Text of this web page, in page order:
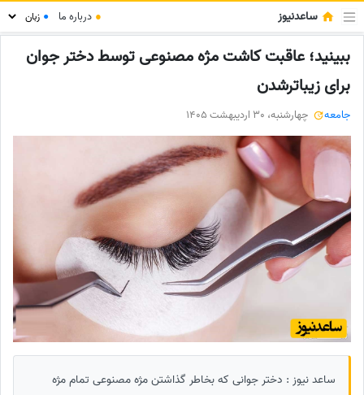
ساعدنیوز ● درباره ما ●
ببینید؛ عاقبت کاشت مژه مصنوعی توسط دختر جوان
برای زیباترشدن
جامعه چهارشنبه، 30 اردیبهشت 1405
ساعد نیوز : دختر جوانی که بخاطر گذاشتن مژه مصنوعی تمام مژه